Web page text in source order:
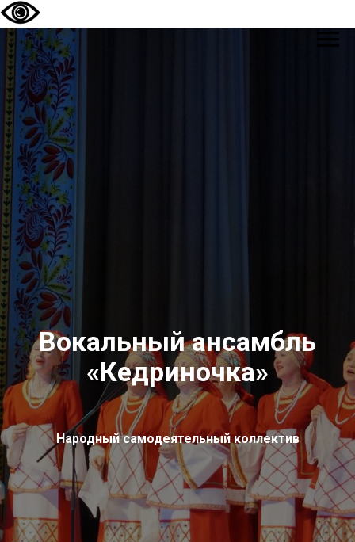
Вокальный ансамбль
«Кедриночка»
Народный самодеятельный коллектив